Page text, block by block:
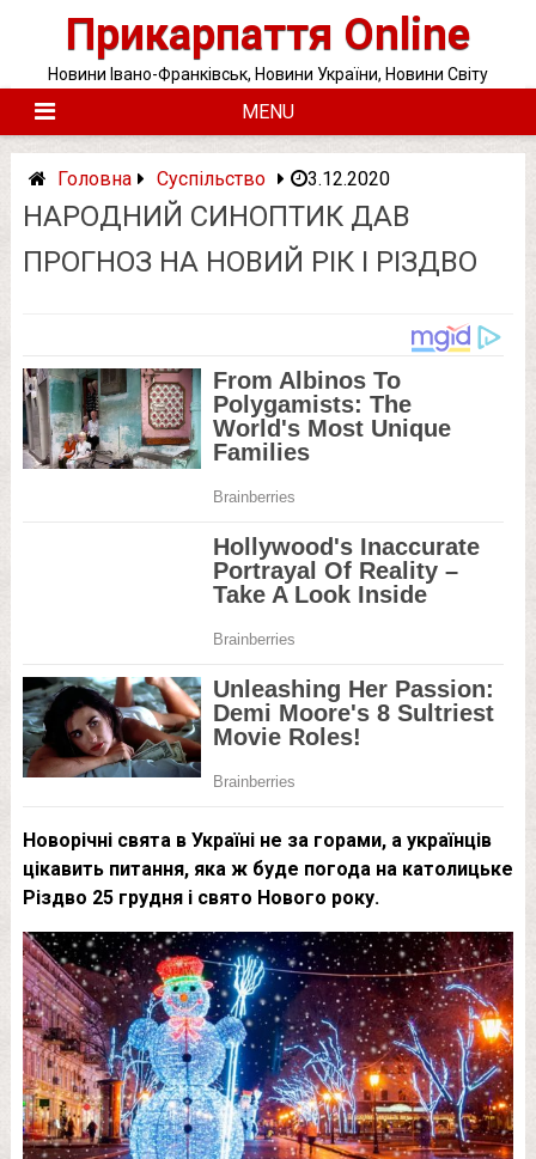
Прикарпаття Online
Новини Івано-Франківськ, Новини України, Новини Світу
MENU
Головна Суспільство 3.12.2020
НАРОДНИЙ СИНОПТИК ДАВ
ПРОГНОЗ НА НОВИЙ РІК І РІЗДВО
Новорічні свята в Україні не за горами, а українців
цікавить питання, яка ж буде погода на католицьке
Різдво 25 грудня і свято Нового року.